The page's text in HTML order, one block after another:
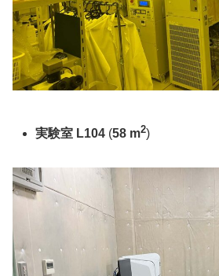
実験室 L104 (58 m2)